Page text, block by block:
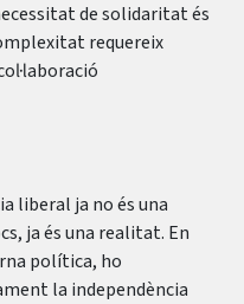
de solidaritat és
requereix
liberal ja no és una
ja és una realitat. En
política, ho
la independència